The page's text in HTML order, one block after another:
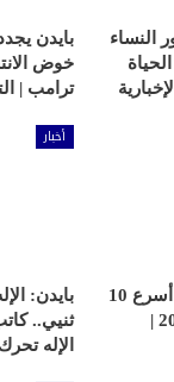
النساء
بايدن
خوض
ترامب |
مبابي يتصدر قائمة أسرع 10
لاعبين في يورو 2024 |
أخبار
بايدن:
ثنيي..
الإله